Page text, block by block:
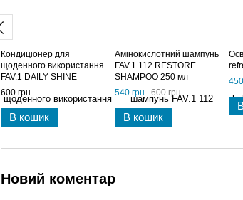
Кондиціонер для
щоденного використання
FAV.1 DAILY SHINE
CONDITIONER
600 грн
В кошик
Амінокислотний шампунь
FAV.1 112 RESTORE
SHAMPOO 250 мл
540 грн
600 грн
В кошик
Новий коментар